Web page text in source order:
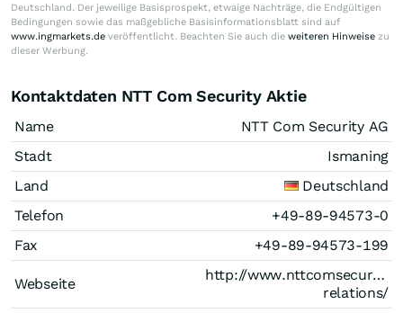
Deutschland. Der jeweilige Basisprospekt, etwaige Nachträge, die Endgültigen
Bedingungen sowie das maßgebliche Basisinformationsblatt sind auf
www.ingmarkets.de veröffentlicht. Beachten Sie auch die weiteren Hinweise zu
dieser Werbung.
Kontaktdaten NTT Com Security Aktie
Name
NTT Com Security AG
Stadt
Ismaning
Land
Deutschland
Telefon
+49-89-94573-0
Fax
+49-89-94573-199
Webseite
http://
relations/